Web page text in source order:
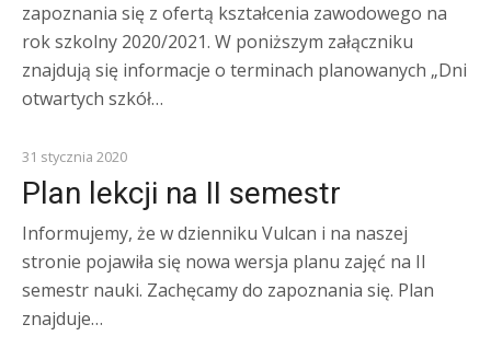
zapoznania się z ofertą kształcenia zawodowego na
rok szkolny 2020/2021. W poniższym załączniku
znajdują się informacje o terminach planowanych „Dni
otwartych szkół…
KOMUNIKATY
31 stycznia 2020
Plan lekcji na II semestr
Informujemy, że w dzienniku Vulcan i na naszej
stronie pojawiła się nowa wersja planu zajęć na II
semestr nauki. Zachęcamy do zapoznania się. Plan
znajduje…